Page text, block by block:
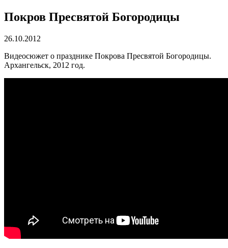
Покров Пресвятой Богородицы
26.10.2012
Видеосюжет о празднике Покрова Пресвятой Богородицы.
Архангельск, 2012 год.